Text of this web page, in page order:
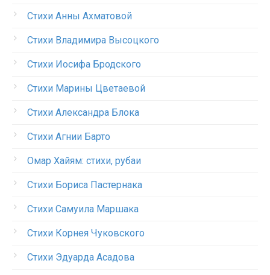
Стихи Анны Ахматовой
Стихи Владимира Высоцкого
Стихи Иосифа Бродского
Стихи Марины Цветаевой
Стихи Александра Блока
Стихи Агнии Барто
Омар Хайям: стихи, рубаи
Стихи Бориса Пастернака
Стихи Самуила Маршака
Стихи Корнея Чуковского
Стихи Эдуарда Асадова